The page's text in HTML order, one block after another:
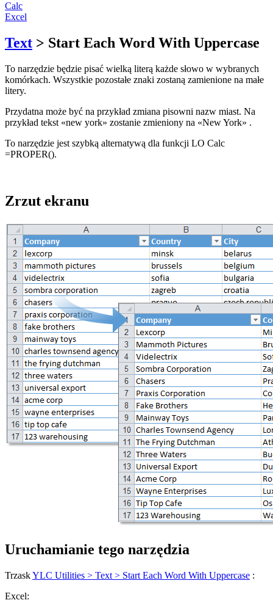
Calc
Excel
Text > Start Each Word With Uppercase
To narzędzie będzie pisać wielką literą każde słowo w wybranych
komórkach. Wszystkie pozostałe znaki zostaną zamienione na małe
litery.
Przydatna może być na przykład zmiana pisowni nazw miast. Na
przykład tekst «new york» zostanie zmieniony na «New York» .
To narzędzie jest szybką alternatywą dla funkcji LO Calc
=PROPER().
Zrzut ekranu
Uruchamianie tego narzędzia
TrzaskYLC Utilities > Text > Start Each Word With Uppercase :
Excel: